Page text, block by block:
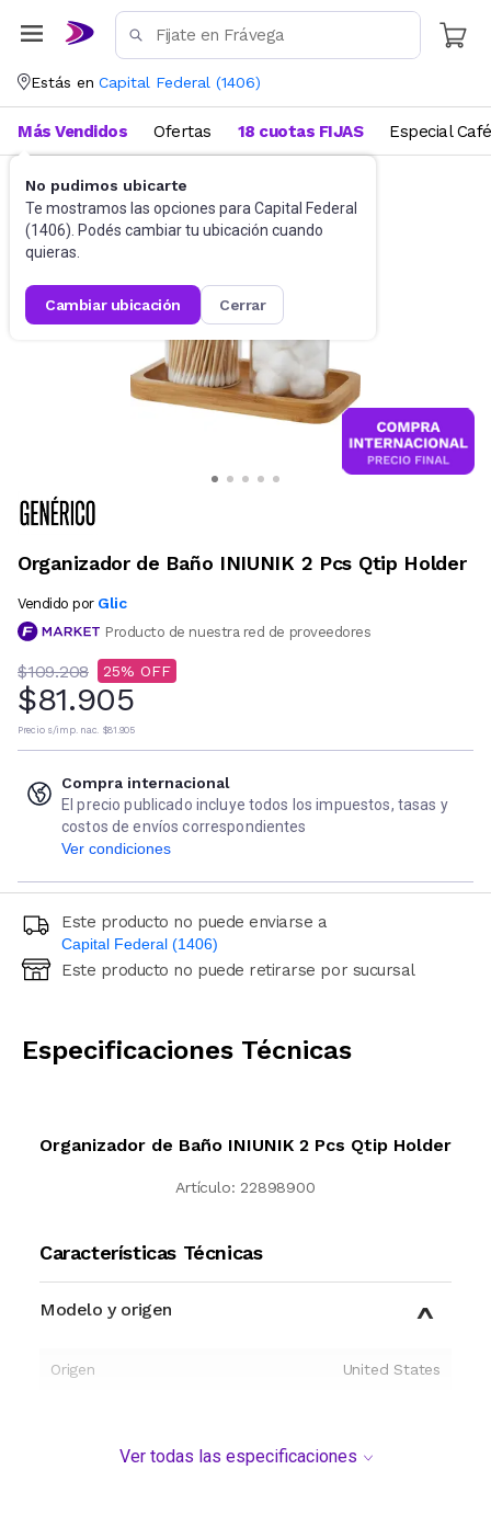
Estás en Capital Federal (1406)
No pudimos ubicarte
Te mostramos las opciones para Capital Federal
(1406). Podés cambiar tu ubicación cuando
quieras.
cambiar ubicación cerrar
Más Vendidos Ofertas 18 cuotas FIJAS Especial Café
Baño Accesorios de baño
Organizador de Baño INIUNIK 2 Pcs Qtip Holder
Vendido por Glic
Producto de nuestra red de proveedores
$109.208 25
$81.905
Precio s/imp. nac. $81.905
Compra internacional
El precio publicado incluye todos los impuestos, tasas y
costos de envíos correspondientes
Ver condiciones
Este producto no puede enviarse a
Capital Federal (1406)
Ingresá código postal (sólo números)
Este producto no puede retirarse por sucursal
Especificaciones Técnicas
Organizador de Baño INIUNIK 2 Pcs Qtip Holder
Artículo: 22898900
Características Técnicas
Modelo y origen
Origen United States
Ver todas las especificaciones